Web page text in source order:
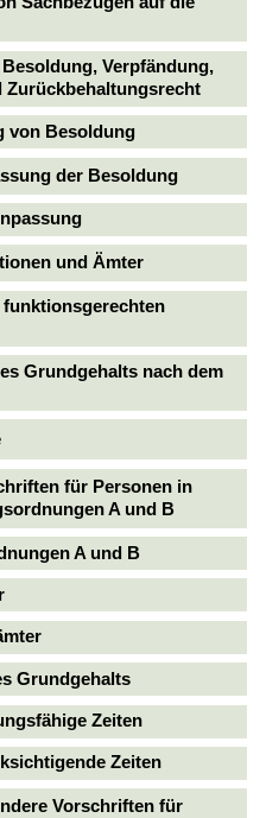
Verpfändung,
Zurückbehaltungsrecht
von Besoldung
der Besoldung
und Ämter
funktionsgerechten
Grundgehalts nach dem
für Personen in
A und B
A und B
Grundgehalts
Zeiten
Zeiten
Vorschriften für